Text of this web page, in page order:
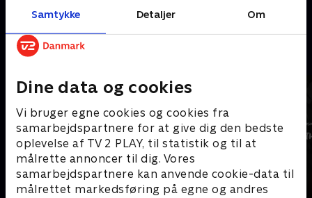
Samtykke Detaljer Om
Dine data og cookies
Vi bruger egne cookies og cookies fra
samarbejdspartnere for at give dig den bedste
oplevelse af TV 2 PLAY, til statistik og til at
målrette annoncer til dig. Vores
samarbejdspartnere kan anvende cookie-data til
målrettet markedsføring på egne og andres
Kræver tilkøb
Mere indhold fra Disney+